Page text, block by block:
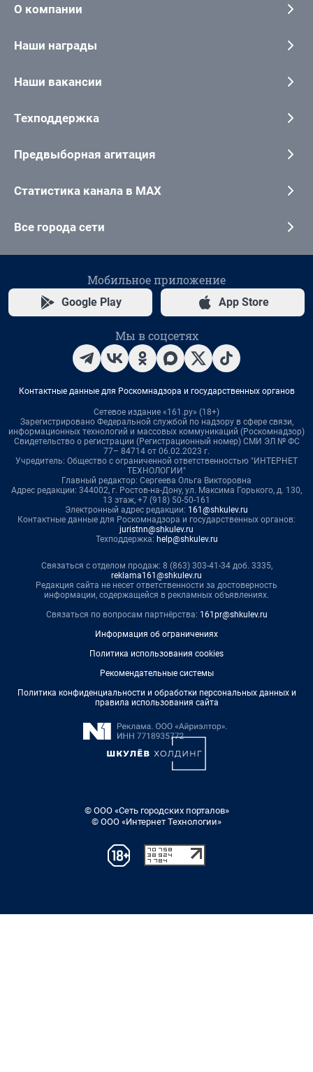
О компании
Наши награды
Наши вакансии
Техподдержка
Предвыборная агитация
Статистика канала в MAX
Все города сети
Мобильное приложение
Google Play App Store
Мы в соцсетях
Контактные данные для Роскомнадзора и государственных органов
Сетевое издание «161.ру» (18+)
Зарегистрировано Федеральной службой по надзору в сфере связи,
информационных технологий и массовых коммуникаций (Роскомнадзор)
Свидетельство о регистрации (Регистрационный номер) СМИ ЭЛ № ФС
77– 84714 от 06.02.2023 г.
Учредитель: Общество с ограниченной ответственностью "ИНТЕРНЕТ
ТЕХНОЛОГИИ"
Главный редактор: Сергеева Ольга Викторовна
Адрес редакции: 344002, г. Ростов-на-Дону, ул. Максима Горького, д. 130,
13 этаж, +7 (918) 50-50-161
Электронный адрес редакции: 161@shkulev.ru
Контактные данные для Роскомнадзора и государственных органов:
juristnn@shkulev.ru
Техподдержка: help@shkulev.ru
Связаться с отделом продаж: 8 (863) 303-41-34 доб. 3335,
reklama161@shkulev.ru
Редакция сайта не несет ответственности за достоверность
информации, содержащейся в рекламных объявлениях.
Связаться по вопросам партнёрства: 161pr@shkulev.ru
Информация об ограничениях
Политика использования cookies
Рекомендательные системы
Политика конфиденциальности и обработки персональных данных и
правила использования сайта
© ООО «Сеть городских порталов»
© ООО «Интернет Технологии»